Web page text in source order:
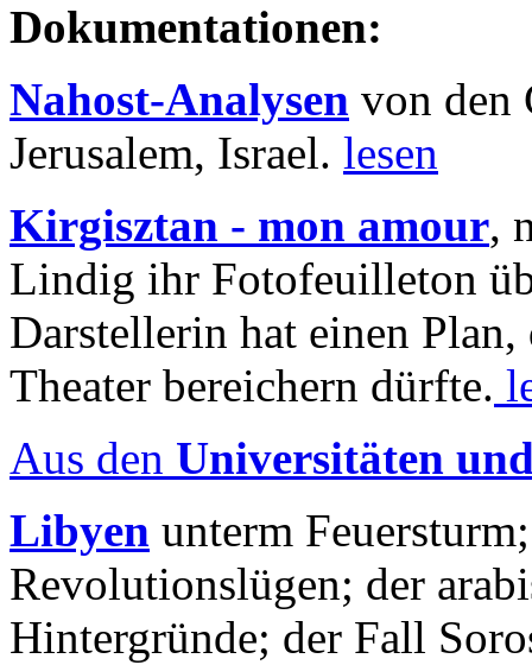
Dokumentationen:
Nahost-Analysen von den
Jerusalem, Israel. lesen
Kirgisztan - mon amour,
Lindig ihr Fotofeuilleton
Darstellerin hat einen Plan,
Theater bereichern dürfte.
Aus den Universitäten
Libyen unterm
Revolutionslügen; der
Hintergründe; der Fall